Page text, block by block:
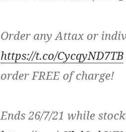
Order any Attax or
https://t.co/CycqyND7TB
order FREE of charge!
Ends 26/7/21 while